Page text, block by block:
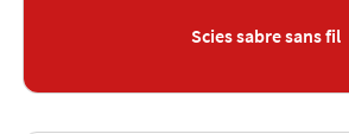
Scies sabre sans fil